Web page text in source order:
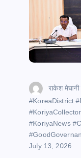
राकेश
​#KoreaDistrict
#KoriyaNews
July 13, 2026